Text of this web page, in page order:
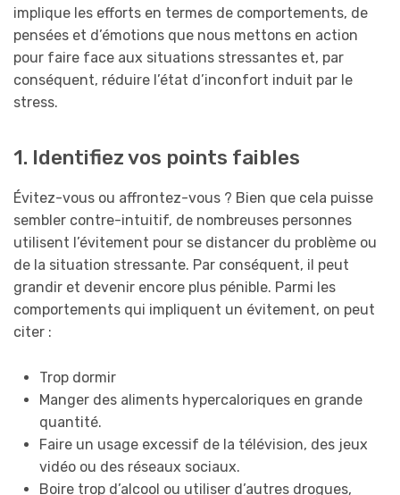
implique les efforts en termes de comportements, de
pensées et d’émotions que nous mettons en action
pour faire face aux situations stressantes et, par
conséquent, réduire l’état d’inconfort induit par le
stress.
1. Identifiez vos points faibles
Évitez-vous ou affrontez-vous ? Bien que cela puisse
sembler contre-intuitif, de nombreuses personnes
utilisent l’évitement pour se distancer du problème ou
de la situation stressante. Par conséquent, il peut
grandir et devenir encore plus pénible. Parmi les
comportements qui impliquent un évitement, on peut
citer :
Trop dormir
Manger des aliments hypercaloriques en grande
quantité.
Faire un usage excessif de la télévision, des jeux
vidéo ou des réseaux sociaux.
Boire trop d’alcool ou utiliser d’autres drogues,